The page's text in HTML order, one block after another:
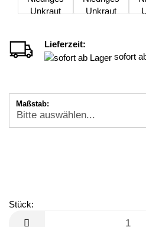
Lieferzeit:
sofort
Maßstab:
Stück: